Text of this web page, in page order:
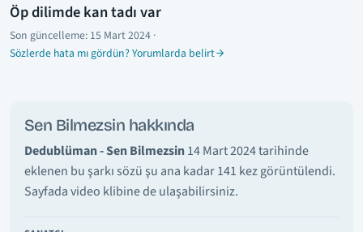
Öp dilimde kan tadı var
Son güncelleme: 15 Mart 2024 ·
Sözlerde hata mı gördün? Yorumlarda belirt
Sen Bilmezsin hakkında
Dedublüman - Sen Bilmezsin14 Mart 2024 tarihinde
eklenen bu şarkı sözü şu ana kadar 141 kez görüntülendi.
Sayfada video klibine de ulaşabilirsiniz.